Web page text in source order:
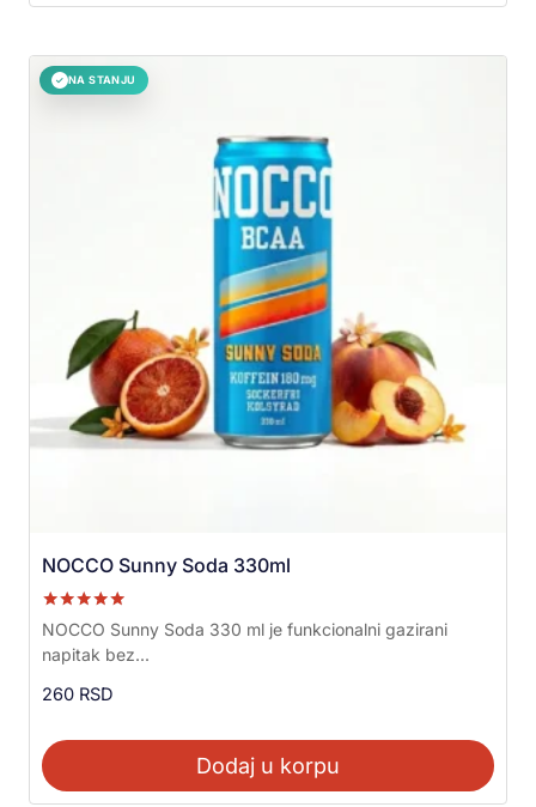
✓ NA STANJU
NOCCO Sunny Soda 330ml
Ocenjeno sa
5.00
od 5
NOCCO Sunny Soda 330 ml je funkcionalni gazirani
napitak bez...
260 RSD
Dodaj u korpu